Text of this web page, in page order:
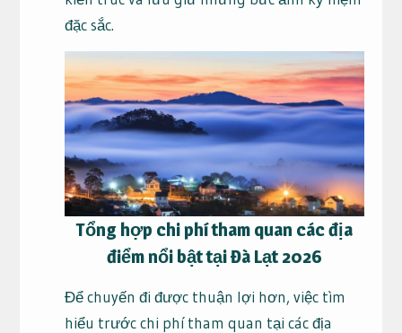
đặc sắc.
Tổng hợp chi phí tham quan các địa
điểm nổi bật tại Đà Lạt 2026
Để chuyến đi được thuận lợi hơn, việc tìm
hiểu trước chi phí tham quan tại các địa